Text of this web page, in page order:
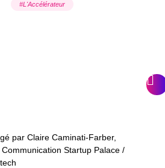
#L'Accélérateur
par Claire Caminati-Farber,
Startup Palace /